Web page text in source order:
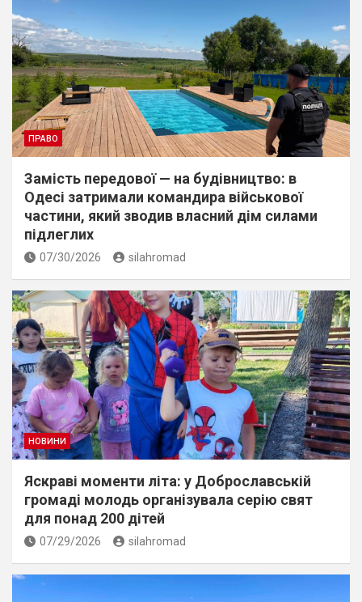
ПРАВО
Замість передової — на будівництво: в
Одесі затримали командира військової
частини, який зводив власний дім силами
підлеглих
07/30/2026 silahromad
НОВИНИ
Яскраві моменти літа: у Доброславській
громаді молодь організувала серію свят
для понад 200 дітей
07/29/2026 silahromad